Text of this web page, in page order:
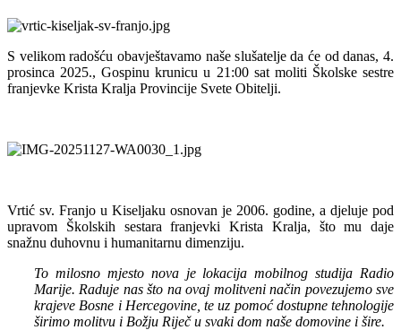
S velikom radošću obavještavamo naše slušatelje da će od danas, 4.
prosinca 2025., Gospinu krunicu u 21:00 sat moliti Školske sestre
franjevke Krista Kralja Provincije Svete Obitelji.
Vrtić sv. Franjo u Kiseljaku osnovan je 2006. godine, a djeluje pod
upravom Školskih sestara franjevki Krista Kralja, što mu daje
snažnu duhovnu i humanitarnu dimenziju.
To milosno mjesto nova je lokacija mobilnog studija Radio
Marije. Raduje nas što na ovaj molitveni način povezujemo sve
krajeve Bosne i Hercegovine, te uz pomoć dostupne tehnologije
širimo molitvu i Božju Riječ u svaki dom naše domovine i šire.